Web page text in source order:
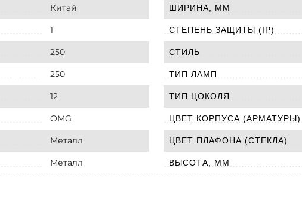
Китай
1
250
250
12
OMG
Металл
Металл
ШИРИНА, ММ
СТЕПЕНЬ ЗАЩИТЫ (IP)
СТИЛЬ
ТИП ЛАМП
ТИП ЦОКОЛЯ
ЦВЕТ КОРПУСА (АРМАТУРЫ)
ЦВЕТ ПЛАФОНА (СТЕКЛА)
ВЫСОТА, ММ